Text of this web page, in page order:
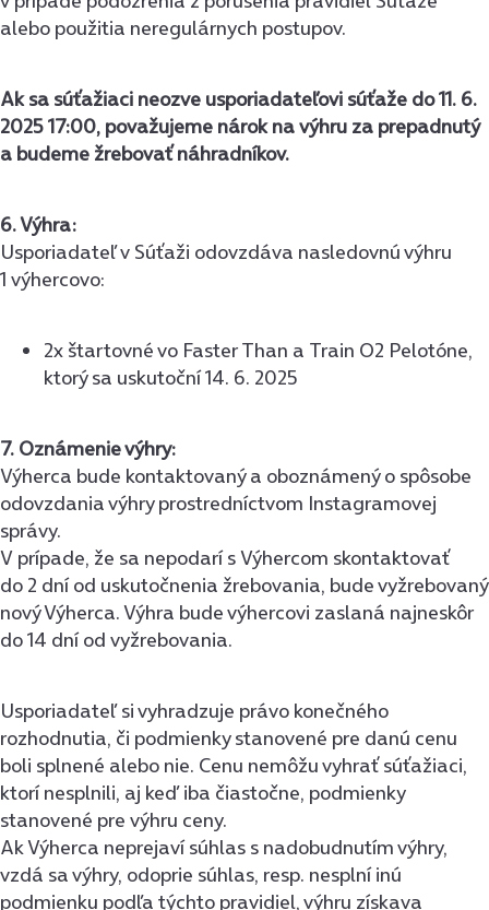
alebo použitia neregulárnych postupov.
Ak sa súťažiaci neozve usporiadateľovi súťaže do 11. 6.
2025 17:00, považujeme nárok na výhru za prepadnutý
a budeme žrebovať náhradníkov.
6. Výhra:
Usporiadateľ v Súťaži odovzdáva nasledovnú výhru
1 výhercovo:
2x štartovné vo Faster Than a Train O2 Pelotóne,
ktorý sa uskutoční 14. 6. 2025
7. Oznámenie výhry:
Výherca bude kontaktovaný a oboznámený o spôsobe
odovzdania výhry prostredníctvom Instagramovej
správy.
V prípade, že sa nepodarí s Výhercom skontaktovať
do 2 dní od uskutočnenia žrebovania, bude vyžrebovaný
nový Výherca. Výhra bude výhercovi zaslaná najneskôr
do 14 dní od vyžrebovania.
Usporiadateľ si vyhradzuje právo konečného
rozhodnutia, či podmienky stanovené pre danú cenu
boli splnené alebo nie. Cenu nemôžu vyhrať súťažiaci,
ktorí nesplnili, aj keď iba čiastočne, podmienky
stanovené pre výhru ceny.
Ak Výherca neprejaví súhlas s nadobudnutím výhry,
vzdá sa výhry, odoprie súhlas, resp. nesplní inú
podmienku podľa týchto pravidiel, výhru získava